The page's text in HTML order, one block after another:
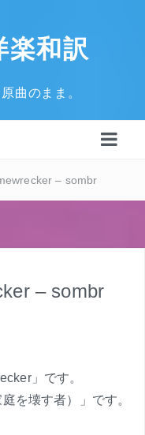
楽和訳
曲のまま。
– sombr
– sombr
」です。
を壊す者）」です。